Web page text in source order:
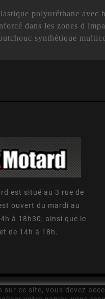
ce site, vous devez
polyuréthane avec
dans les zones d
synthétique
est situé au 3 rue de
ouvert du mardi au
à 18h30, ainsi que le
de 14h à 18h.